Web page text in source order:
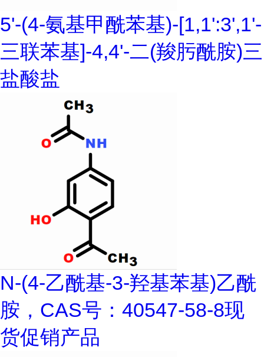
5'-(4-氨基甲酰苯基)-[1,1':3',1'-
三联苯基]-4,4'-二(羧肟酰胺)三
盐酸盐
N-(4-乙酰基-3-羟基苯基)乙酰
胺，CAS号：40547-58-8现
货促销产品